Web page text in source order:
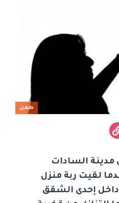
طعن
السادات
لقيت ربة منزل
إحدى الشقق